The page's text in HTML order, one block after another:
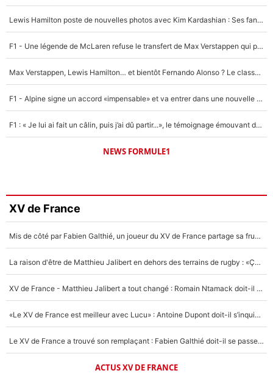
Lewis Hamilton poste de nouvelles photos avec Kim Kardashian : Ses fans le voient déjà redevenir champion du monde de F1 grâce à elle !
F1 - Une légende de McLaren refuse le transfert de Max Verstappen qui pourrait «faire des vagues» et plomber l'ambiance dans l'équipe
Max Verstappen, Lewis Hamilton… et bientôt Fernando Alonso ? Le classement des pilotes les mieux payés en Formule 1 risque de changer !
F1 - Alpine signe un accord «impensable» et va entrer dans une nouvelle dimension : Grande nouvelle pour Pierre Gasly !
F1 : « Je lui ai fait un câlin, puis j’ai dû partir...», le témoignage émouvant de Max Verstappen sur sa fille
NEWS FORMULE1
XV de France
Mis de côté par Fabien Galthié, un joueur du XV de France partage sa frustration : «ils ne me l’ont pas dit tout de suite»
La raison d'être de Matthieu Jalibert en dehors des terrains de rugby : «Ça m'atteint autant que si tu touches à un membre de ma famille»
XV de France - Matthieu Jalibert a tout changé : Romain Ntamack doit-il s’inquiéter pour sa place à un an de la Coupe du monde ?
«Le XV de France est meilleur avec Lucu» : Antoine Dupont doit-il s’inquiéter pour sa place ?
Le XV de France a trouvé son remplaçant : Fabien Galthié doit-il se passer d'Antoine Dupont ?
ACTUS XV DE FRANCE